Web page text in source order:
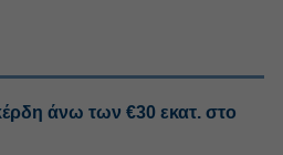
άνω των €30 εκατ. στο